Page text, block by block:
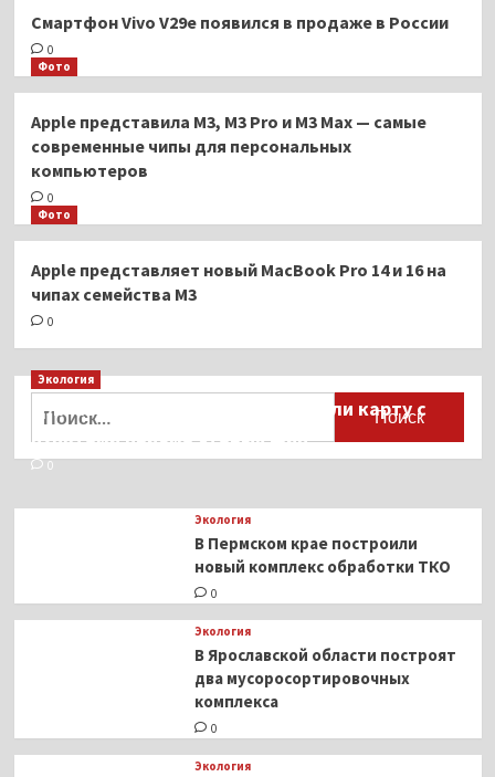
Смартфон Vivo V29e появился в продаже в России
0
Фото
Apple представила M3, M3 Pro и M3 Max — самые
современные чипы для персональных
компьютеров
0
Фото
Apple представляет новый MacBook Pro 14 и 16 на
чипах семейства M3
0
Экология
Для автомобилистов разработали карту с
пунктами приёма старых шин
0
Экология
В Пермском крае построили
новый комплекс обработки ТКО
0
Экология
В Ярославской области построят
два мусоросортировочных
комплекса
0
Экология